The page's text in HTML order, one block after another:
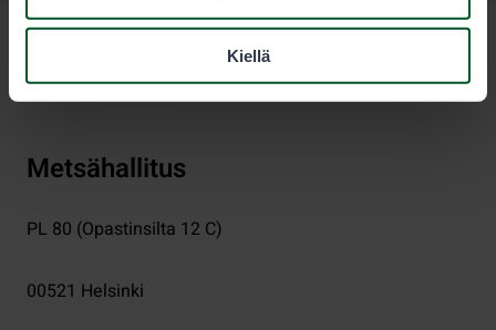
Kiellä
Metsähallitus
PL 80 (Opastinsilta 12 C)
00521 Helsinki